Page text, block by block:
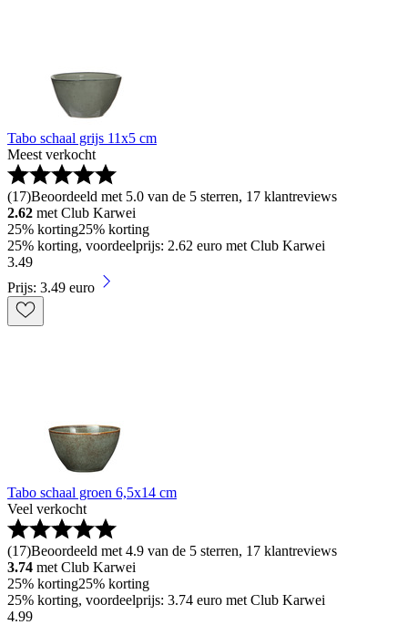
Tabo schaal grijs 11x5 cm
Meest verkocht
(17)Beoordeeld met 5.0 van de 5 sterren, 17 klantreviews
2.62 met Club Karwei
25% korting25% korting
25% korting, voordeelprijs: 2.62 euro met Club Karwei
3.49
Prijs: 3.49 euro
Tabo schaal groen 6,5x14 cm
Veel verkocht
(17)Beoordeeld met 4.9 van de 5 sterren, 17 klantreviews
3.74 met Club Karwei
25% korting25% korting
25% korting, voordeelprijs: 3.74 euro met Club Karwei
4.99